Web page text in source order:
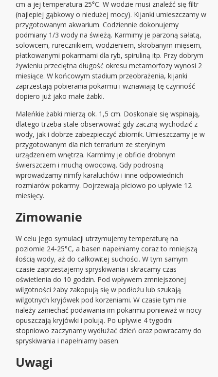
cm a jej temperatura 25°C. W wodzie musi znaleźć się filtr
(najlepiej gąbkowy o niedużej mocy). Kijanki umieszczamy w
przygotowanym akwarium. Codziennie dokonujemy
podmiany 1/3 wody na świeżą. Karmimy je parzoną sałatą,
solowcem, rurecznikiem, wodzieniem, skrobanym mięsem,
płatkowanymi pokarmami dla ryb, spiruliną itp. Przy dobrym
żywieniu przeciętna długość okresu metamorfozy wynosi 2
miesiące. W końcowym stadium przeobrażenia, kijanki
zaprzestają pobierania pokarmu i wznawiają tę czynność
dopiero już jako małe żabki.
Maleńkie żabki mierzą ok. 1,5 cm. Doskonale się wspinają,
dlatego trzeba stale obserwować gdy zaczną wychodzić z
wody, jak i dobrze zabezpieczyć zbiornik. Umieszczamy je w
przygotowanym dla nich terrarium ze sterylnym
urządzeniem wnętrza. Karmimy je obficie drobnym
świerszczem i muchą owocową. Gdy podrosną
wprowadzamy nimfy karaluchów i inne odpowiednich
rozmiarów pokarmy. Dojrzewają płciowo po upływie 12
miesięcy.
Zimowanie
W celu jego symulacji utrzymujemy temperaturę na
poziomie 24-25°C, a basen napełniamy coraz to mniejszą
ilością wody, aż do całkowitej suchości. W tym samym
czasie zaprzestajemy spryskiwania i skracamy czas
oświetlenia do 10 godzin. Pod wpływem zmniejszonej
wilgotności żaby zakopują się w podłożu lub szukają
wilgotnych kryjówek pod korzeniami. W czasie tym nie
należy zaniechać podawania im pokarmu ponieważ w nocy
opuszczają kryjówki i polują. Po upływie 4 tygodni
stopniowo zaczynamy wydłużać dzień oraz powracamy do
spryskiwania i napełniamy basen.
Uwagi